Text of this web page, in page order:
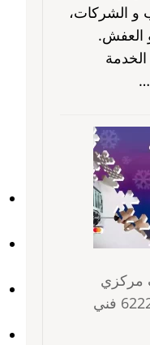
و الشركات،
العفش.
…
مركزي
الشاليهات 62224041 فني